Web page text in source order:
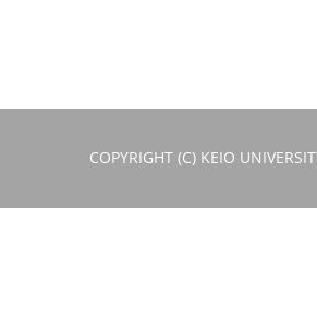
COPYRIGHT (C) KEIO